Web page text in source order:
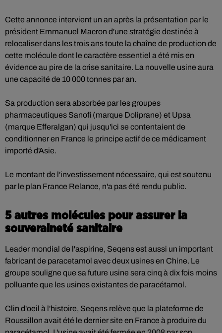
Cette annonce intervient un an après la présentation par le
président Emmanuel Macron d'une stratégie destinée à
relocaliser dans les trois ans toute la chaîne de production de
cette molécule dont le caractère essentiel a été mis en
évidence au pire de la crise sanitaire. La nouvelle usine aura
une capacité de 10 000 tonnes par an.
Sa production sera absorbée par les groupes
pharmaceutiques Sanofi (marque Doliprane) et Upsa
(marque Efferalgan) qui jusqu'ici se contentaient de
conditionner en France le principe actif de ce médicament
importé d'Asie.
Le montant de l'investissement nécessaire, qui est soutenu
par le plan France Relance, n'a pas été rendu public.
5 autres molécules pour assurer la
souveraineté sanitaire
Leader mondial de l'aspirine, Seqens est aussi un important
fabricant de paracetamol avec deux usines en Chine. Le
groupe souligne que sa future usine sera cinq à dix fois moins
polluante que les usines existantes de paracétamol.
Clin d'oeil à l'histoire, Seqens relève que la plateforme de
Roussillon avait été le dernier site en France à produire du